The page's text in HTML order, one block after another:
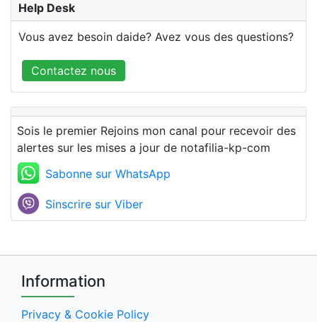
Help Desk
Vous avez besoin daide? Avez vous des questions?
Contactez nous
Sois le premier Rejoins mon canal pour recevoir des
alertes sur les mises a jour de notafilia-kp-com
Sabonne sur WhatsApp
Sinscrire sur Viber
Information
Privacy & Cookie Policy